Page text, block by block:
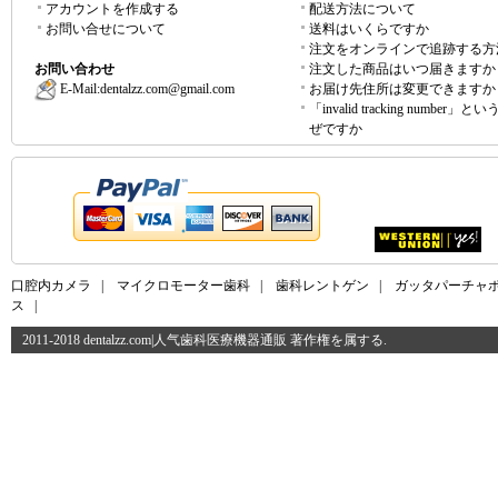
アカウントを作成する
お問い合せについて
お問い合わせ
E-Mail:dentalzz.com@gmail.com
配送方法について
送料はいくらですか
注文をオンラインで追跡する
注文した商品はいつ届きますか
お届け先住所は変更できますか
「invalid tracking number」とい
ぜですか
口腔内カメラ マイクロモーター歯科 歯科レントゲン
ガッタパーチャ
ス
2011-2018 dentalzz.com|人气歯科医療機器通販 著作権を属する.